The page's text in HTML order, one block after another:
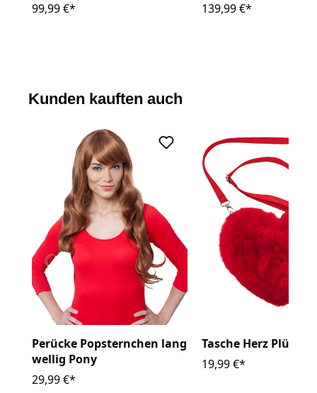
99,99 €*
139,99 €*
Kunden kauften auch
Perücke Popsternchen lang
wellig Pony
29,99 €*
Tasche Herz Plüsch
19,99 €*